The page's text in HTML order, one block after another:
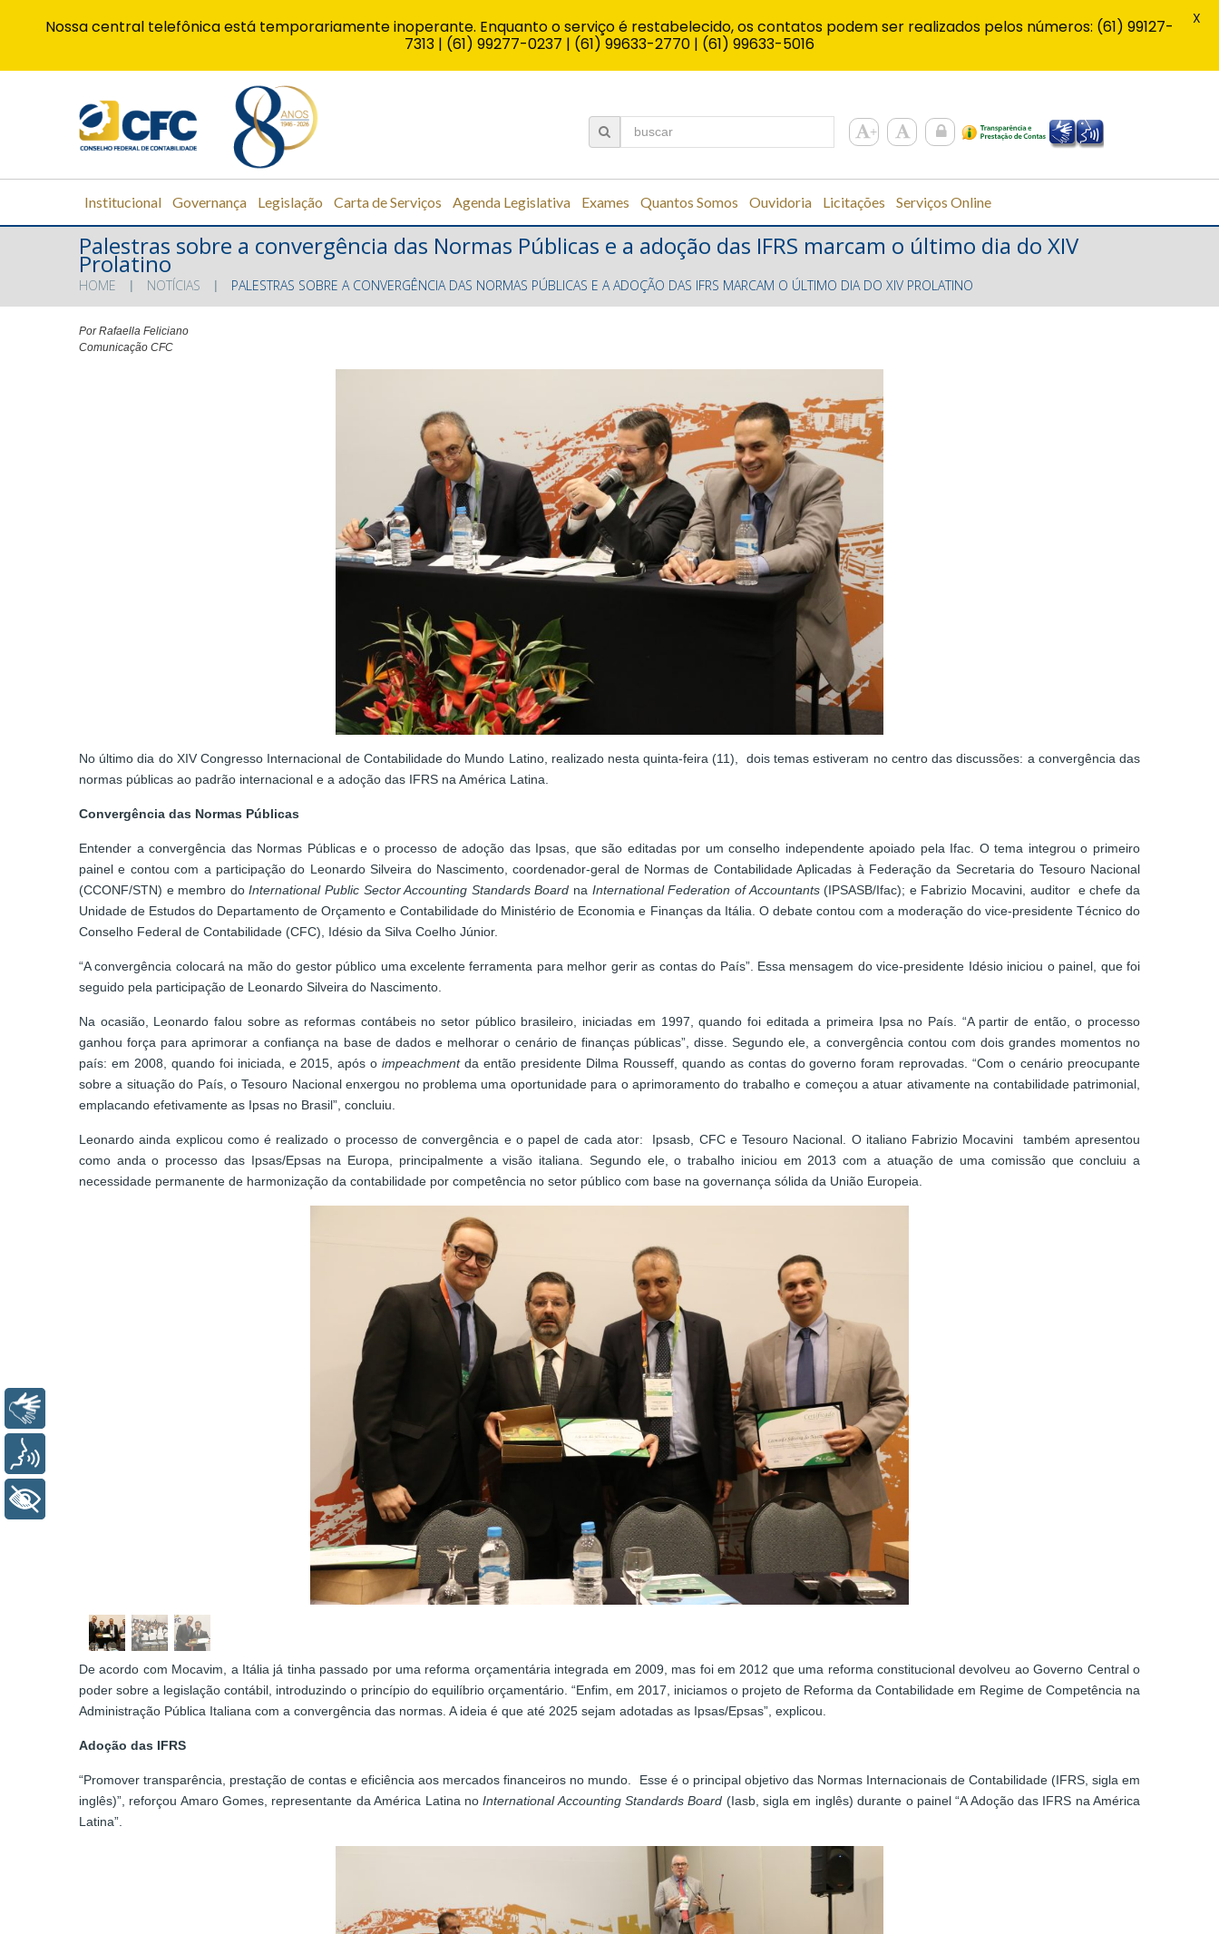
Institucional Governança Legislação Carta de Serviços Agenda Legislativa Exames Quantos Somos Ouvidoria Licitações Serviços Online
Palestras sobre a convergência das Normas Públicas e a adoção das IFRS marcam o último dia do XIV
Prolatino
HOME NOTÍCIAS PALESTRAS SOBRE A CONVERGÊNCIA DAS NORMAS PÚBLICAS E A ADOÇÃO DAS IFRS MARCAM O ÚLTIMO DIA DO XIV PROLATINO
Por Rafaella Feliciano
Comunicação CFC
No último dia do XIV Congresso Internacional de Contabilidade do Mundo Latino, realizado nesta quinta-feira (11), dois temas estiveram no centro das discussões: a convergência das
normas públicas ao padrão internacional e a adoção das IFRS na América Latina.
Convergência das Normas Públicas
Entender a convergência das Normas Públicas e o processo de adoção das Ipsas, que são editadas por um conselho independente apoiado pela Ifac. O tema integrou o primeiro
painel e contou com a participação do Leonardo Silveira do Nascimento, coordenador-geral de Normas de Contabilidade Aplicadas à Federação da Secretaria do Tesouro Nacional
(CCONF/STN) e membro doInternational Public Sector Accounting Standards Board na International Federation of Accountants(IPSASB/Ifac); e Fabrizio Mocavini, auditor e chefe da
Unidade de Estudos do Departamento de Orçamento e Contabilidade do Ministério de Economia e Finanças da Itália. O debate contou com a moderação do vice-presidente Técnico do
Conselho Federal de Contabilidade (CFC), Idésio da Silva Coelho Júnior.
“A convergência colocará na mão do gestor público uma excelente ferramenta para melhor gerir as contas do País”. Essa mensagem do vice-presidente Idésio iniciou o painel, que foi
seguido pela participação de Leonardo Silveira do Nascimento.
Na ocasião, Leonardo falou sobre as reformas contábeis no setor público brasileiro, iniciadas em 1997, quando foi editada a primeira Ipsa no País. “A partir de então, o processo
ganhou força para aprimorar a confiança na base de dados e melhorar o cenário de finanças públicas”, disse. Segundo ele, a convergência contou com dois grandes momentos no
país: em 2008, quando foi iniciada, e 2015, após oimpeachmentda então presidente Dilma Rousseff, quando as contas do governo foram reprovadas. “Com o cenário preocupante
sobre a situação do País, o Tesouro Nacional enxergou no problema uma oportunidade para o aprimoramento do trabalho e começou a atuar ativamente na contabilidade patrimonial,
emplacando efetivamente as Ipsas no Brasil”, concluiu.
Leonardo ainda explicou como é realizado o processo de convergência e o papel de cada ator: Ipsasb, CFC e Tesouro Nacional. O italiano Fabrizio Mocavini também apresentou
como anda o processo das Ipsas/Epsas na Europa, principalmente a visão italiana. Segundo ele, o trabalho iniciou em 2013 com a atuação de uma comissão que concluiu a
necessidade permanente de harmonização da contabilidade por competência no setor público com base na governança sólida da União Europeia.
De acordo com Mocavim, a Itália já tinha passado por uma reforma orçamentária integrada em 2009, mas foi em 2012 que uma reforma constitucional devolveu ao Governo Central o
poder sobre a legislação contábil, introduzindo o princípio do equilíbrio orçamentário. “Enfim, em 2017, iniciamos o projeto de Reforma da Contabilidade em Regime de Competência na
Administração Pública Italiana com a convergência das normas. A ideia é que até 2025 sejam adotadas as Ipsas/Epsas”, explicou.
Adoção das IFRS
“Promover transparência, prestação de contas e eficiência aos mercados financeiros no mundo. Esse é o principal objetivo das Normas Internacionais de Contabilidade (IFRS, sigla em
inglês)”, reforçou Amaro Gomes, representante da América Latina noInternational Accounting Standards Board (Iasb, sigla em inglês) durante o painel “A Adoção das IFRS na América
Latina”.
Nossa central telefônica está temporariamente inoperante. Enquanto o serviço é restabelecido, os contatos podem ser realizados pelos números: (61) 99127-
7313 | (61) 99277-0237 | (61) 99633-2770 | (61) 99633-5016
X